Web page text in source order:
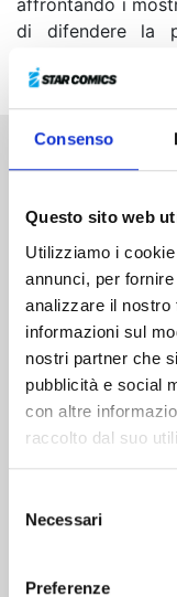
Consenso
Questo sito web
Utilizziamo i
annunci, per
analizzare il nostro
informazioni sul
nostri partner che
pubblicità e social
con altre
raccolto dal suo
delNecessari
Preferenze
affrontando i
di difendere la